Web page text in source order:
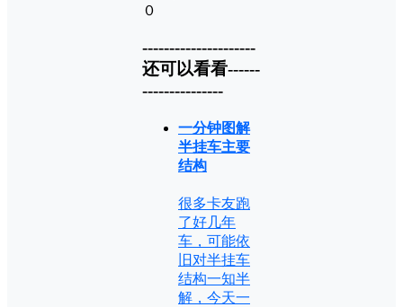
０
---------------------
还可以看看------
---------------
一分钟图解
半挂车主要
结构
很多卡友跑
了好几年
车，可能依
旧对半挂车
结构一知半
解，今天一